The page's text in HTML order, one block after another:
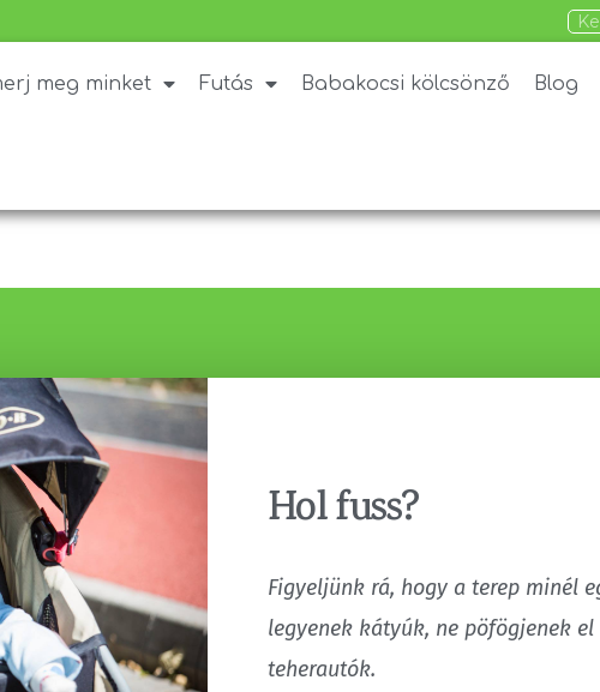
meg minket Futás Babakocsi kölcsönző Blog
Hol fuss?
Figyeljünk rá, hogy a terep minél
legyenek kátyúk, ne pöfögjenek
teherautók.